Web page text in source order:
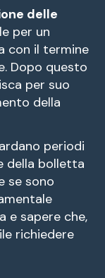
delle
per un
con il termine
Dopo questo
per suo
della
periodi
della bolletta
se sono
e sapere che,
richiedere